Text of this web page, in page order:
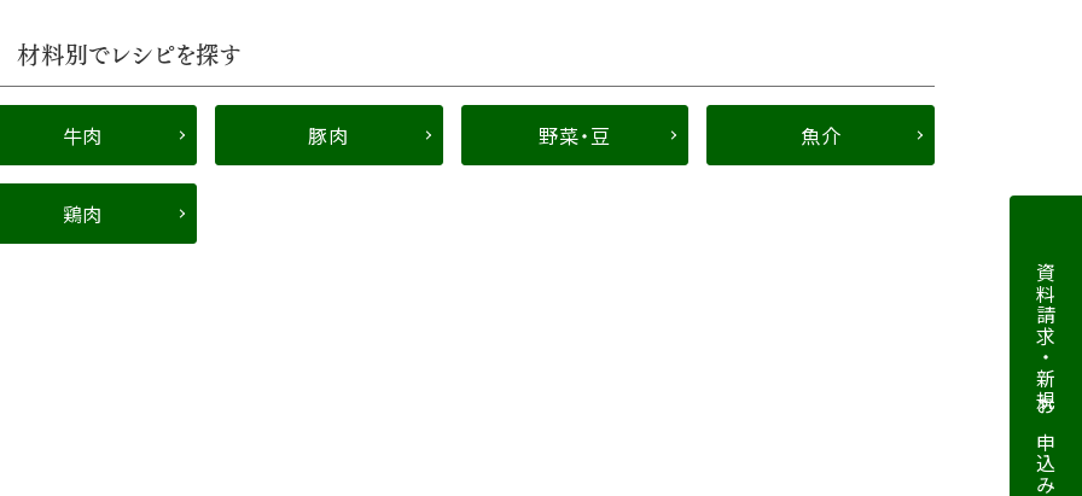
材料別でレシピを探す
牛肉 豚肉 野菜・豆 魚介
鶏肉
資料請求・新規お申込み